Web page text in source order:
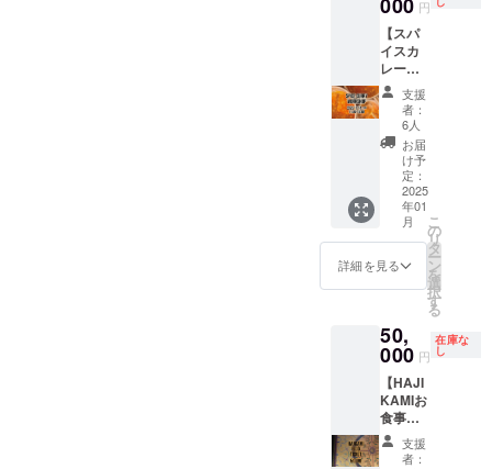
杯分
（内容
量 約２
０g）×
５袋
（１０
杯分
内容量
約１０
０g）
======
======
======
======
======
======
= 名
カレー
粉 個
数：
２〜３
人分
（内容
量 約５
０g）×
法：
カード
は郵送
でお送
りしま
す。 ・
使用方
法：来
店時に
カード
をご提
示くだ
さい。
・カー
用は1日
1杯まで
ます。
行から1
年間 ・
提供方
法：チ
ケット
は郵送
でお送
りしま
す。 ・
使用方
法：来
店時に
チケッ
トをご
提示く
単位で
ご使用
いただ
けま
す。お
釣りは
出ませ
んので
のお客
様に
も！ ・
お礼の
メッ
セージ
・お食
事券
12,000
円分
======
======
======
======
==== ・
年間 ・
提供方
法：チ
ケット
は郵送
でお送
りしま
す。 ・
円
【スパ
イスカ
レー
ワーク
ショッ
プ（入
門
編）】
HAJIK
AMI店
主の基
本のス
パイス
黄金比
を教え
ます！
パーで
揃うス
パイス
で、美
味しい
カレー
が数種
類作れ
支援
者：
6人
お届
け予
定：
2025
年01
月
詳細を見る
こ
の
リ
タ
ー
ン
を
選
択
す
る
50,
000 円
在庫な
し
【HAJI
KAMIお
食事
券
55,000
支援
者：